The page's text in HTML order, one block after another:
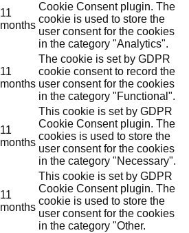
11
months
Cookie Consent plugin. The
cookie is used to store the
user consent for the cookies
in the category "Analytics".
11
months
The cookie is set by GDPR
cookie consent to record the
user consent for the cookies
in the category "Functional".
11
months
This cookie is set by GDPR
Cookie Consent plugin. The
cookies is used to store the
user consent for the cookies
in the category "Necessary".
11
months
This cookie is set by GDPR
Cookie Consent plugin. The
cookie is used to store the
user consent for the cookies
in the category "Other.